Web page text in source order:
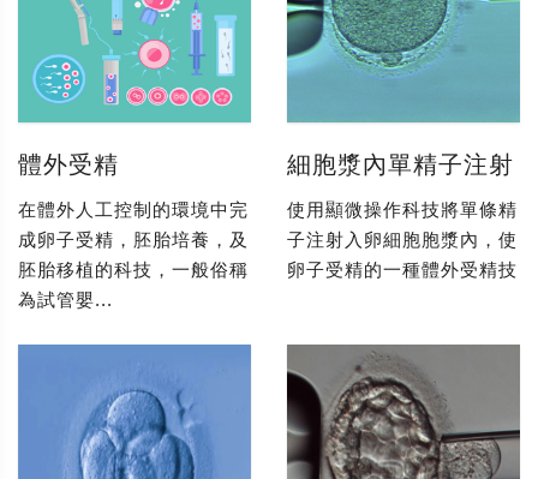
體外受精
在體外人工控制的環境中完
成卵子受精，胚胎培養，及
胚胎移植的科技，一般俗稱
為試管嬰...
細胞漿內單精子注射
使用顯微操作科技將單條精
子注射入卵細胞胞漿內，使
卵子受精的一種體外受精技